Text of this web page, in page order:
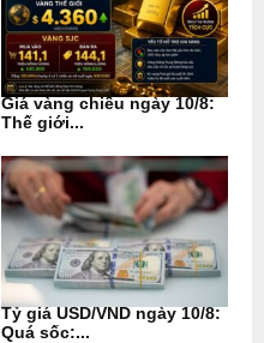
Giá vàng chiều ngày 10/8:
Thế giới...
Tỷ giá USD/VND ngày 10/8:
Quá sốc:...